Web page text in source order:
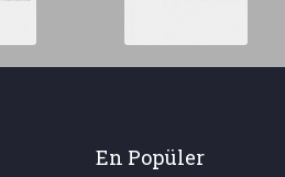
En Popüler